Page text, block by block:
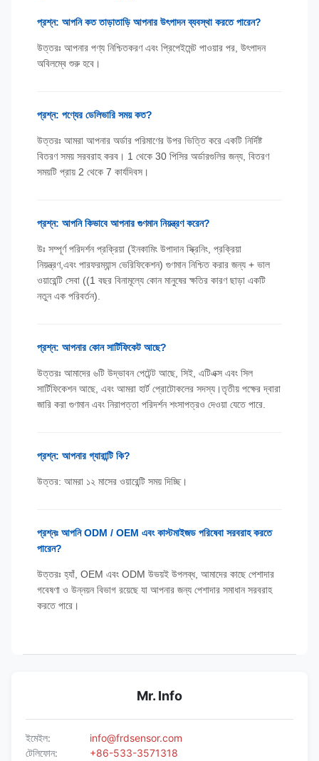
প্রশ্ন: আপনি কত তাড়াতাড়ি আপনার উৎপাদন ব্যবস্থা করতে পারেন?
উত্তরঃ আপনার পণ্য নিশ্চিতকরণ এবং প্রিপেইমেন্ট পাওয়ার পর, উৎপাদন
অবিলম্বে শুরু হবে।
প্রশ্ন: পণ্যের ডেলিভারি সময় কত?
উত্তরঃ আমরা আপনার অর্ডার পরিমাণের উপর ভিত্তি করে একটি নির্দিষ্ট
বিতরণ সময় সরবরাহ করব। 1 থেকে 30 পিসির অর্ডারগুলির জন্য, বিতরণ
সময়টি প্রায় 2 থেকে 7 কার্যদিবস।
প্রশ্ন: আপনি কিভাবে আপনার গুণমান নিয়ন্ত্রণ করেন?
উঃ সম্পূর্ণ পরিদর্শন প্রক্রিয়া (ইনকামিং উপাদান স্ক্রিনিং, প্রক্রিয়া
নিয়ন্ত্রণ,এবং পারফরম্যান্স ভেরিফিকেশন) গুণমান নিশ্চিত করার জন্য + ভাল
ওয়ারেন্টি সেবা ((1 বছর বিনামূল্যে কোন মানুষের ক্ষতির কারণ ছাড়া একটি
নতুন এক পরিবর্তন).
প্রশ্ন: আপনার কোন সার্টিফিকেট আছে?
উত্তরঃ আমাদের ৬টি উদ্ভাবন পেটেন্ট আছে, সিই, এটিএক্স এবং সিল
সার্টিফিকেশন আছে, এবং আমরা হার্ট প্রোটোকলের সদস্য।তৃতীয় পক্ষের দ্বারা
জারি করা গুণমান এবং নিরাপত্তা পরিদর্শন শংসাপত্রও দেওয়া যেতে পারে.
প্রশ্ন: আপনার গ্যারান্টি কি?
উত্তর: আমরা ১২ মাসের ওয়ারেন্টি সময় দিচ্ছি।
প্রশ্নঃ আপনি ODM / OEM এবং কাস্টমাইজড পরিষেবা সরবরাহ করতে
পারেন?
উত্তরঃ হ্যাঁ, OEM এবং ODM উভয়ই উপলব্ধ, আমাদের কাছে পেশাদার
গবেষণা ও উন্নয়ন বিভাগ রয়েছে যা আপনার জন্য পেশাদার সমাধান সরবরাহ
করতে পারে।
Mr. Info
ইমেইল:
info@frdsensor.com
টেলিফোন:
+86-533-3571318